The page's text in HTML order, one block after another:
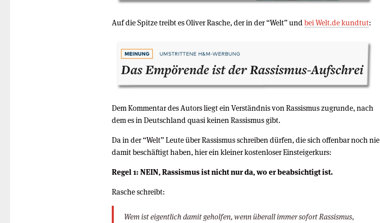
Auf die Spitze treibt es Oliver Rasche, der in der “Welt” und bei Welt.de kundtut:
Dem Kommentar des Autors liegt ein Verständnis von Rassismus zugrunde, nach
dem es in Deutschland quasi keinen Rassismus gibt.
Da in der “Welt” Leute über Rassismus schreiben dürfen, die sich offenbar noch nie
damit beschäftigt haben, hier ein kleiner kostenloser Einsteigerkurs:
Regel 1: NEIN, Rassismus ist nicht nur da, wo er beabsichtigt ist.
Rasche schreibt:
Wem ist eigentlich damit geholfen, wenn überall immer sofort Rassismus,